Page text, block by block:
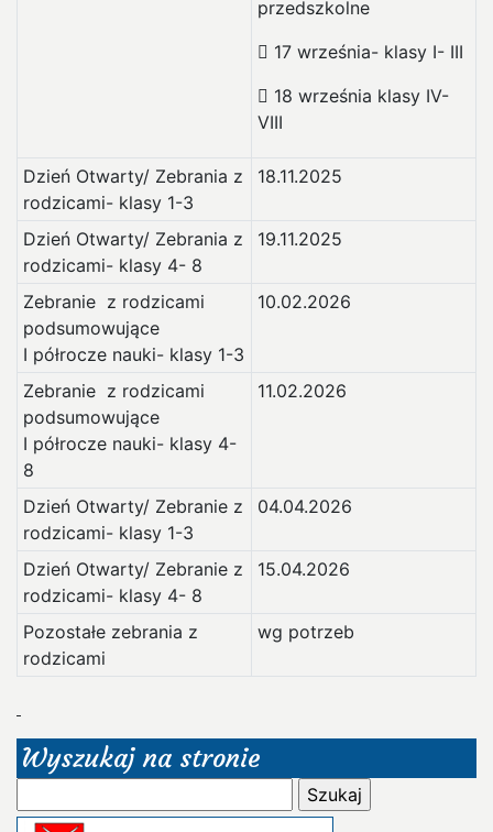
przedszkolne
 17 września- klasy I- III
 18 września klasy IV-
VIII
Dzień Otwarty/ Zebrania z
rodzicami- klasy 1-3
18.11.2025
Dzień Otwarty/ Zebrania z
rodzicami- klasy 4- 8
19.11.2025
Zebranie z rodzicami
podsumowujące
I półrocze nauki- klasy 1-3
10.02.2026
Zebranie z rodzicami
podsumowujące
I półrocze nauki- klasy 4-
8
11.02.2026
Dzień Otwarty/ Zebranie z
rodzicami- klasy 1-3
04.04.2026
Dzień Otwarty/ Zebranie z
rodzicami- klasy 4- 8
15.04.2026
Pozostałe zebrania z
rodzicami
wg potrzeb
Wyszukaj na stronie